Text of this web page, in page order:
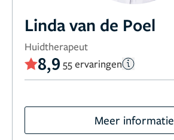
Linda van de Poel
Huidtherapeut
8,9 55 ervaringen
Meer informatie